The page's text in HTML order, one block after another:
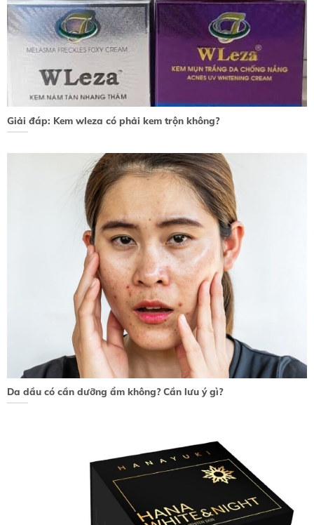
Giải đáp: Kem wleza có phải kem trộn không?
Da dầu có cần dưỡng ẩm không? Cần lưu ý gì?